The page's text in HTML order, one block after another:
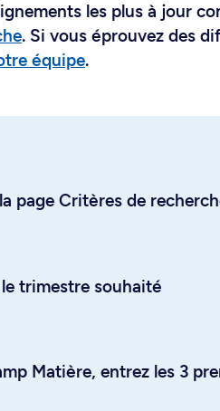
les plus à jour
. Si vous éprouvez des
équipe.
page Critères de
trimestre souhaité
Matière, entrez les 3